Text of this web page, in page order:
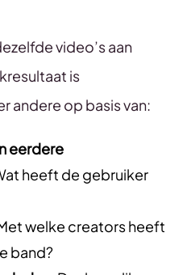
video’s aan
is
andere op basis van:
eerdere
heeft de gebruiker
welke creators heeft
band?